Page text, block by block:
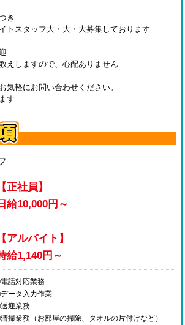
き
トスタッフ大・大・大募集しております
えしますので、心配ありません
気軽にお問い合わせください。
す
【正社員】
給10,000円～
【アルバイト】
給1,140円～
話対応業務
ータ入力作業
迎業務
掃業務（お部屋の掃除、タオルの片付けなど）